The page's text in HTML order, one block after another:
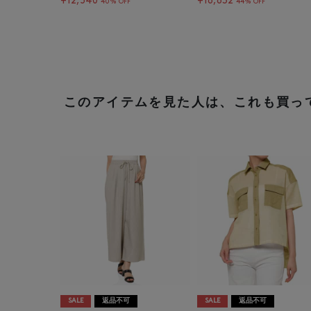
40% OFF 44% OFF
このアイテムを見た人は、これも買っ
SALE 返品不可 SALE 返品不可